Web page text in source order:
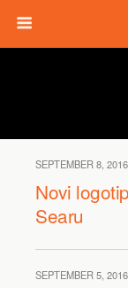
SEPTEMBER 8, 2016
Novi
Searu
SEPTEMBER 5, 2016